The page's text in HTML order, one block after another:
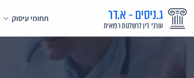
ג.ניסים - א.דר
עורכי דין לרשלנות רפואית
תחומי עיסוק